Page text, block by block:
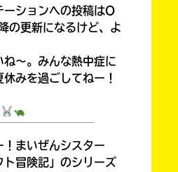
ーションへの投稿はO
更新になるけど、よ
～。みんな熱中症に
みを過ごしてねー！
まいぜんシスター
ト冒険記」のシリーズ